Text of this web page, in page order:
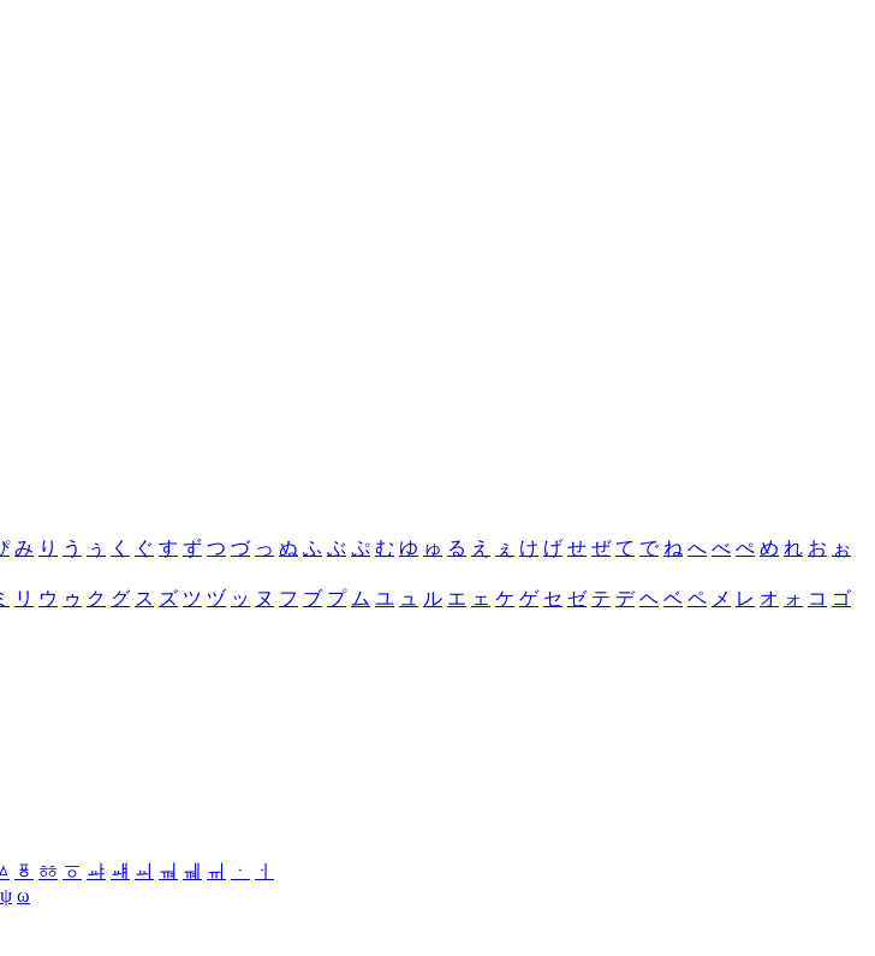
み り う ぅ く ぐ す ず つ づ っ ぬ ふ ぶ ぷ む ゆ ゅ る え ぇ け げ せ ぜ て で ね へ べ ぺ め れ お ぉ
リ ウ ゥ ク グ ス ズ ツ ヅ ッ ヌ フ ブ プ ム ユ ュ ル エ ェ ケ ゲ セ ゼ テ デ ヘ ベ ペ メ レ オ ォ コ ゴ
ㆄ ㆅ ㆆ ㆇ ㆈ ㆉ ㆊ ㆋ ㆌ ㆍ
ㆎ
ψ ω